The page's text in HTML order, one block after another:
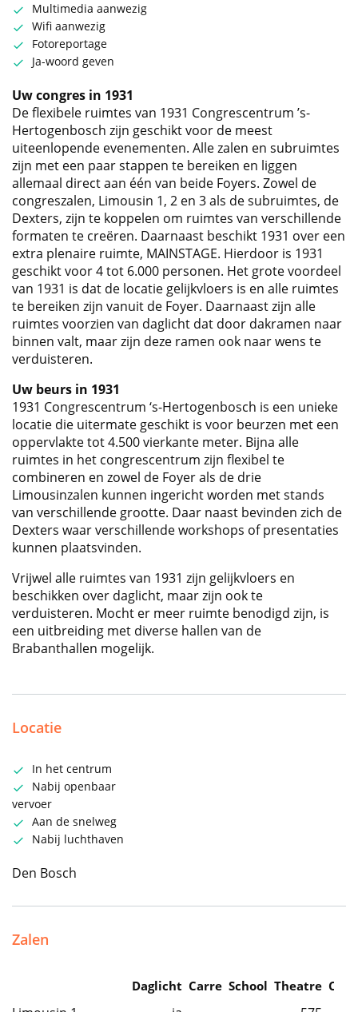
Multimedia aanwezig
Wifi aanwezig
Fotoreportage
Ja-woord geven
Uw congres in 1931
De flexibele ruimtes van 1931 Congrescentrum ’s-
Hertogenbosch zijn geschikt voor de meest
uiteenlopende evenementen. Alle zalen en subruimtes
zijn met een paar stappen te bereiken en liggen
allemaal direct aan één van beide Foyers. Zowel de
congreszalen, Limousin 1, 2 en 3 als de subruimtes, de
Dexters, zijn te koppelen om ruimtes van verschillende
formaten te creëren. Daarnaast beschikt 1931 over een
extra plenaire ruimte, MAINSTAGE. Hierdoor is 1931
geschikt voor 4 tot 6.000 personen. Het grote voordeel
van 1931 is dat de locatie gelijkvloers is en alle ruimtes
te bereiken zijn vanuit de Foyer. Daarnaast zijn alle
ruimtes voorzien van daglicht dat door dakramen naar
binnen valt, maar zijn deze ramen ook naar wens te
verduisteren.
Uw beurs in 1931
1931 Congrescentrum ‘s-Hertogenbosch is een unieke
locatie die uitermate geschikt is voor beurzen met een
oppervlakte tot 4.500 vierkante meter. Bijna alle
ruimtes in het congrescentrum zijn flexibel te
combineren en zowel de Foyer als de drie
Limousinzalen kunnen ingericht worden met stands
van verschillende grootte. Daar naast bevinden zich de
Dexters waar verschillende workshops of presentaties
kunnen plaatsvinden.
Vrijwel alle ruimtes van 1931 zijn gelijkvloers en
beschikken over daglicht, maar zijn ook te
verduisteren. Mocht er meer ruimte benodigd zijn, is
een uitbreiding met diverse hallen van de
Brabanthallen mogelijk.
Locatie
In het centrum
Nabij openbaar
vervoer
Aan de snelweg
Nabij luchthaven
Den Bosch
Zalen
Daglicht Carre School Theatre